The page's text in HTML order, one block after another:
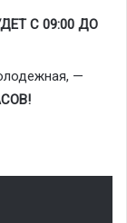
С 09:00 ДО
—